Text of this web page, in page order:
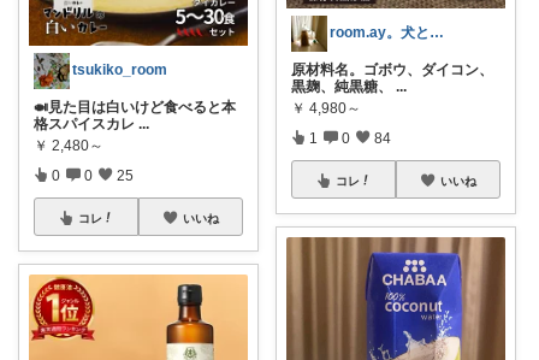
tsukiko_room
🍛見た目は白いけど食べると本
格スパイスカレ ...
￥ 2,480～
0 0 25
コレ いいね
room.ay。犬と共に生きる幸せ♡
原材料名。ゴボウ、ダイコン、
黒麹、純黒糖、
...
￥ 4,980～
1 0 84
コレ いいね